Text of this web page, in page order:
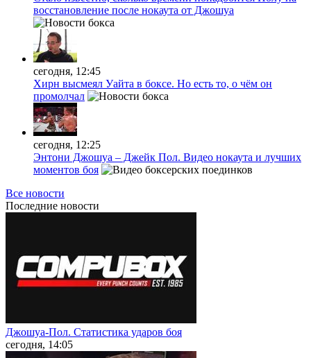
восстановление после нокаута от Джошуа
сегодня, 12:45
Хирн высмеял Уайта в боксе. Но есть то, о чём он
промолчал
сегодня, 12:25
Энтони Джошуа – Джейк Пол. Видео нокаута и лучших
моментов боя
Все новости
Последние новости
Джошуа-Пол. Статистика ударов боя
сегодня, 14:05